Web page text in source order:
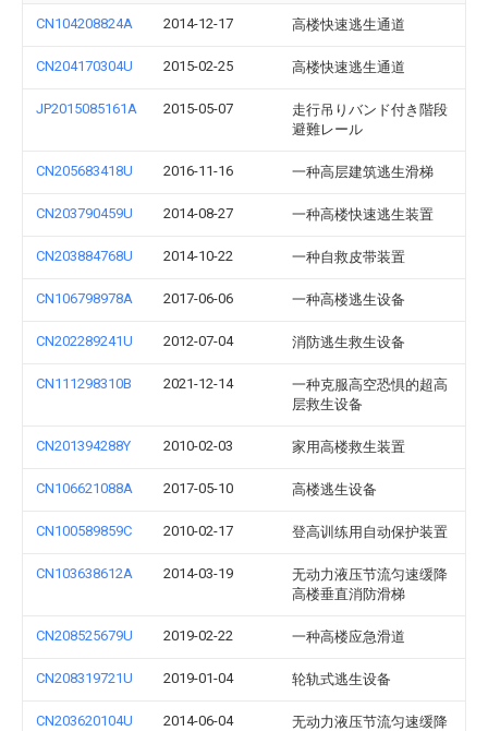
CN104208824A 2014-12-17 高楼快速逃生通道
CN204170304U 2015-02-25 高楼快速逃生通道
JP2015085161A 2015-05-07
走行吊りバンド付き階段
避難レール
CN205683418U 2016-11-16 一种高层建筑逃生滑梯
CN203790459U 2014-08-27 一种高楼快速逃生装置
CN203884768U 2014-10-22 一种自救皮带装置
CN106798978A 2017-06-06 一种高楼逃生设备
CN202289241U 2012-07-04 消防逃生救生设备
CN111298310B 2021-12-14
一种克服高空恐惧的超高
层救生设备
CN201394288Y 2010-02-03 家用高楼救生装置
CN106621088A 2017-05-10 高楼逃生设备
CN100589859C 2010-02-17 登高训练用自动保护装置
CN103638612A 2014-03-19
无动力液压节流匀速缓降
高楼垂直消防滑梯
CN208525679U 2019-02-22 一种高楼应急滑道
CN208319721U 2019-01-04 轮轨式逃生设备
CN203620104U 2014-06-04
无动力液压节流匀速缓降